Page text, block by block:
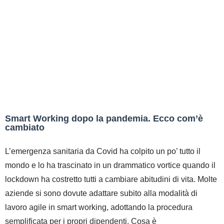
Smart Working dopo la pandemia. Ecco com’è
cambiato
L’emergenza sanitaria da Covid ha colpito un po’ tutto il
mondo e lo ha trascinato in un drammatico vortice quando il
lockdown ha costretto tutti a cambiare abitudini di vita. Molte
aziende si sono dovute adattare subito alla modalità di
lavoro agile in smart working, adottando la procedura
semplificata per i propri dipendenti. Cosa è